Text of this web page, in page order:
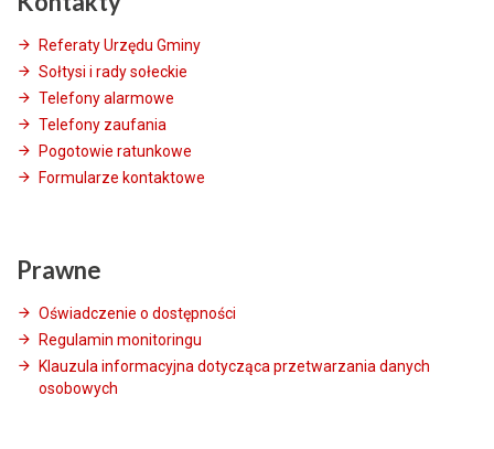
Referaty Urzędu Gminy
Sołtysi i rady sołeckie
Telefony alarmowe
Telefony zaufania
Pogotowie ratunkowe
Formularze kontaktowe
Prawne
Oświadczenie o dostępności
Regulamin monitoringu
Klauzula informacyjna dotycząca przetwarzania danych
osobowych